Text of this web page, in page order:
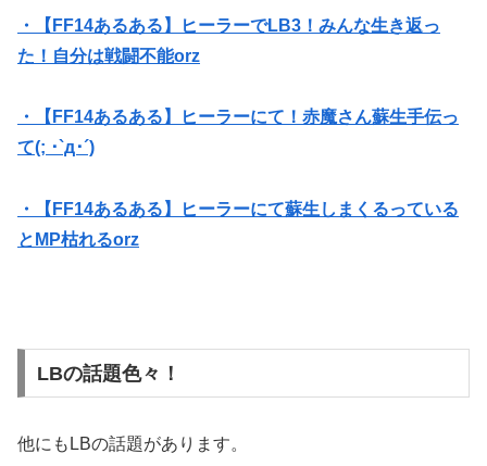
・【FF14あるある】ヒーラーでLB3！みんな生き返っ
た！自分は戦闘不能orz
・【FF14あるある】ヒーラーにて！赤魔さん蘇生手伝っ
て(; ･`д･´)
・【FF14あるある】ヒーラーにて蘇生しまくるっている
とMP枯れるorz
LBの話題色々！
他にもLBの話題があります。